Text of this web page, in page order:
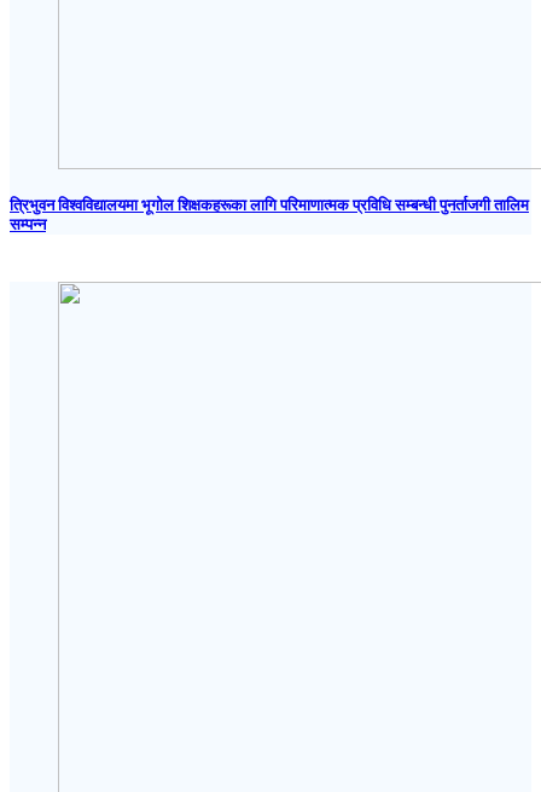
त्रिभुवन विश्वविद्यालयमा भूगोल शिक्षकहरूका लागि परिमाणात्मक प्रविधि सम्बन्धी पुनर्ताजगी तालिम
सम्पन्न